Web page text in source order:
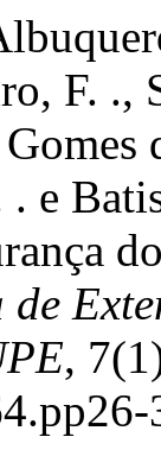
F. .,
e
de
,